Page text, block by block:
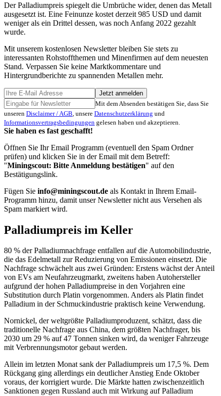
Der Palladiumpreis spiegelt die Umbrüche wider, denen das Metall
ausgesetzt ist. Eine Feinunze kostet derzeit 985 USD und damit
weniger als ein Drittel dessen, was noch Anfang 2022 gezahlt
wurde.
Mit unserem kostenlosen Newsletter bleiben Sie stets zu
interessanten Rohstoffthemen und Minenfirmen auf dem neuesten
Stand. Verpassen Sie keine Marktkommentare und
Hintergrundberichte zu spannenden Metallen mehr.
Jetzt anmelden
Mit dem Absenden bestätigen Sie, dass Sie
unseren Disclaimer / AGB , unsere Datenschutzerklärung und
Informationsvertragsbedingungen gelesen haben und akzeptieren.
Sie haben es fast geschafft!
Öffnen Sie Ihr Email Programm (eventuell den Spam Ordner
prüfen) und klicken Sie in der Email mit dem Betreff:
"Miningscout: Bitte Anmeldung bestätigen" auf den
Bestätigungslink.
Fügen Sie info@miningscout.de als Kontakt in Ihrem Email-
Programm hinzu, damit unser Newsletter nicht aus Versehen als
Spam markiert wird.
Palladiumpreis im Keller
80 % der Palladiumnachfrage entfallen auf die Automobilindustrie,
die das Edelmetall zur Reduzierung von Emissionen einsetzt. Die
Nachfrage schwächelt aus zwei Gründen: Erstens wächst der Anteil
von EVs am Neufahrzeugmarkt, zweitens haben Autohersteller
aufgrund der hohen Palladiumpreise in den Vorjahren eine
Substitution durch Platin vorgenommen. Anders als Platin findet
Palladium in der Schmuckindustrie praktisch keine Verwendung.
Nornickel, der weltgrößte Palladiumproduzent, schätzt, dass die
traditionelle Nachfrage aus China, dem größten Nachfrager, bis
2030 um 29 % auf 47 Tonnen sinken wird, da weniger Fahrzeuge
mit Verbrennungsmotor gebaut werden.
Allein im letzten Monat sank der Palladiumpreis um 17,5 %. Dem
Rückgang ging allerdings ein deutlicher Anstieg Ende Oktober
voraus, der korrigiert wurde. Die Märkte hatten zwischenzeitlich
Sanktionen gegen Russland auch mit Wirkung auf Palladium